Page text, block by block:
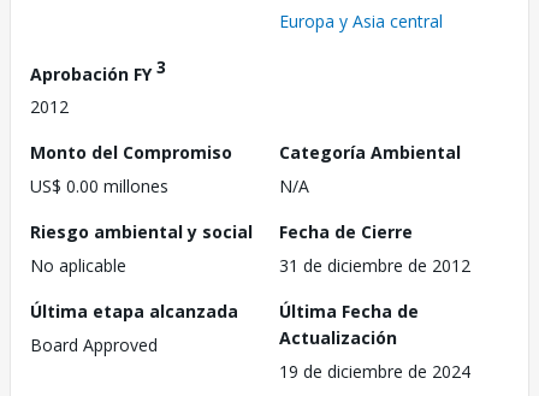
Europa y Asia central
Aprobación FY3
2012
Monto del Compromiso
US$ 0.00 millones
Categoría Ambiental
N/A
Riesgo ambiental y social
No aplicable
Fecha de Cierre
31 de diciembre de 2012
Última etapa alcanzada
Board Approved
Última Fecha de
Actualización
19 de diciembre de 2024